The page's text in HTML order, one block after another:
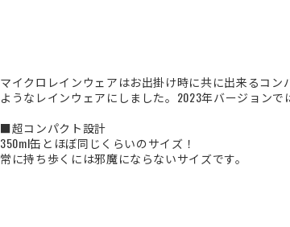
マイクロレインウェアはお出掛け時に共に出来るコ
ようなレインウェアにしました。2023年バージョンで
■超コンパクト設計
350ml缶とほぼ同じくらいのサイズ！
常に持ち歩くには邪魔にならないサイズです。